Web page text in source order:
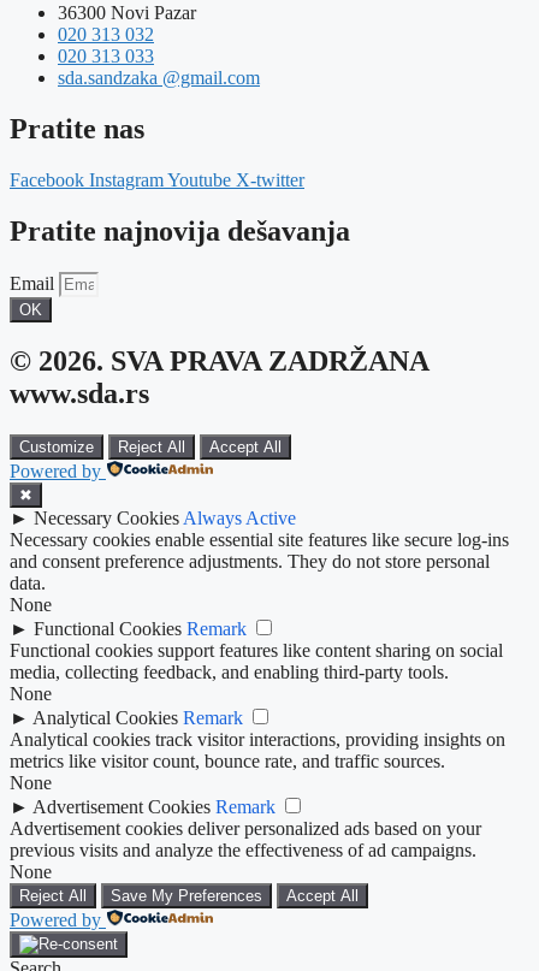
36300 Novi Pazar
020 313 032
020 313 033
sda.sandzaka @gmail.com
Pratite nas
Facebook InstagramYoutube X-twitter
Pratite najnovija dešavanja
Email
OK
© 2026. SVA PRAVA ZADRŽANA
www.sda.rs
Customize Reject All Accept All
Powered by
✖
► Necessary Cookies Always Active
Necessary cookies enable essential site features like secure log-ins
and consent preference adjustments. They do not store personal
data.
None
► Functional Cookies Remark
Functional cookies support features like content sharing on social
media, collecting feedback, and enabling third-party tools.
None
► Analytical Cookies Remark
Analytical cookies track visitor interactions, providing insights on
metrics like visitor count, bounce rate, and traffic sources.
None
► Advertisement Cookies Remark
Advertisement cookies deliver personalized ads based on your
previous visits and analyze the effectiveness of ad campaigns.
None
Reject All Save My Preferences Accept All
Powered by